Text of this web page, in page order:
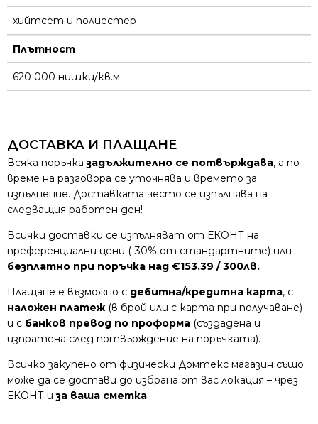
хийтсет и полиестeр
Плътност
620 000 нишки/кв.м.
ДОСТАВКА И ПЛАЩАНЕ
Всяка поръчказадължително се потвърждава, а по
време на разговора се уточнява и времето за
изпълнение. Доставката често се изпълнява на
следващия работен ден!
Всички доставки се изпълняват от ЕКОНТ на
преференциални цени (-30% от стандартните) или
безплатно при поръчка над €153.39 / 300лв..
Плащане е възможно с дебитна/кредитна карта, с
наложен платеж (в брой или с карта при получаване)
и с банков превод по проформа (създадена и
изпратена след потвърждение на поръчката).
Всичко закупено от физически Домтекс магазин също
може да се достави до избрана от вас локация – чрез
ЕКОНТ иза ваша сметка.